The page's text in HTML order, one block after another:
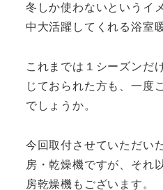
冬しか使わないというイ
中大活躍してくれる浴室
これまでは１シーズンだ
じておられた方も、一度
でしょうか。
今回取付させていただい
房・乾燥機ですが、それ
房乾燥機もございます。